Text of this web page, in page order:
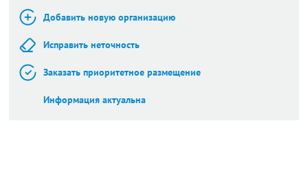
Добавить новую организацию
Исправить неточность
Заказать приоритетное размещение
Информация актуальна